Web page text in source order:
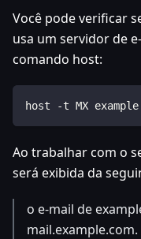
Você pode verificar
usa um servidor de
comando host:
host -t MX
Ao trabalhar com o
será exibida da
o e-mail de
mail.example.com.